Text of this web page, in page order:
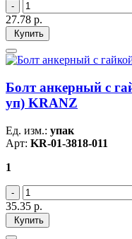
27.78 р.
Купить
Болт анкерный с
уп) KRANZ
Ед. изм.: упак
Арт: KR-01-3818-011
1
35.35 р.
Купить